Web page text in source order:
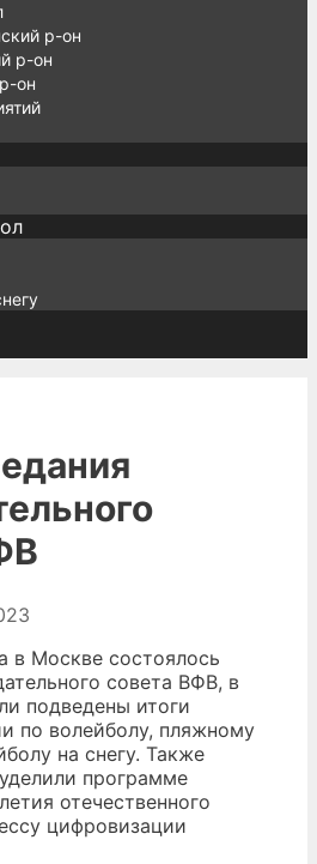
р-он
р-он
он
в Москве состоялось
совета ВФВ, в
подведены итоги
по волейболу, пляжному
на снегу. Также
программе
отечественного
цифровизации